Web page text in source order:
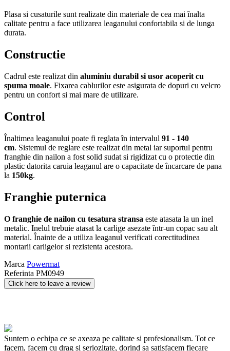
Plasa si cusaturile sunt realizate din materiale de cea mai înalta
calitate pentru a face utilizarea leaganului confortabila si de lunga
durata.
Constructie
Cadrul este realizat din aluminiu durabil si usor acoperit cu
spuma moale. Fixarea cablurilor este asigurata de dopuri cu velcro
pentru un confort si mai mare de utilizare.
Control
Înaltimea leaganului poate fi reglata în intervalul 91 - 140
cm. Sistemul de reglare este realizat din metal iar suportul pentru
franghie din nailon a fost solid sudat si rigidizat cu o protectie din
plastic datorita caruia leaganul are o capacitate de încarcare de pana
la 150kg.
Franghie puternica
O franghie de nailon cu tesatura stransa este atasata la un inel
metalic. Inelul trebuie atasat la carlige asezate într-un copac sau alt
material. Înainte de a utiliza leaganul verificati corectitudinea
montarii carligelor si rezistenta acestora.
Marca Powermat
Referinta PM0949
Click here to leave a review
Suntem o echipa ce se axeaza pe calitate si profesionalism. Tot ce
facem, facem cu drag si seriozitate, dorind sa satisfacem fiecare